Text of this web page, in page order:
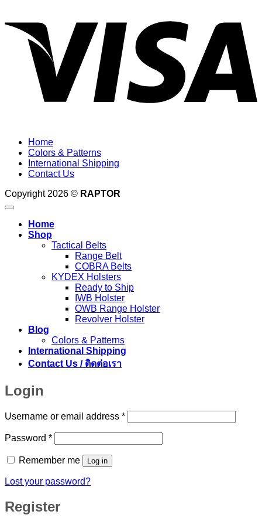
Home
Colors & Patterns
International Shipping
Contact Us
Copyright 2026 © RAPTOR
Home
Shop
Tactical Belts
Range Belt
COBRA Belts
KYDEX Holsters
Ready to Ship
IWB Holster
OWB Range Holster
Revolver Holster
Blog
Colors & Patterns
International Shipping
Contact Us / ติดต่อเรา
Login
Username or email address *Required
Password *Required
Remember me Log in
Lost your password?
Register